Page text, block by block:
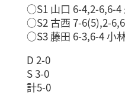
○S1 山口 6-4,2-6,6-
○S2 古西 7-6(5),2-
○S3 藤田 6-3,6-4 小
D 2-0
S 3-0
計5-0